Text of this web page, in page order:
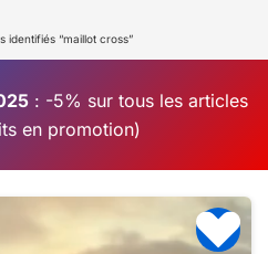
identifiés “maillot cross”
: -5% sur tous les articles
en promotion)